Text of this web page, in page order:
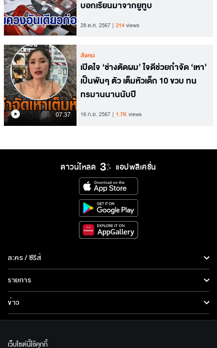
บอกเรียนมาจากยูทูบ
28 ต.ค. 2567 214views
07.37
สังคม
เปิดใจ ‘ช่างตัดผม’ ใจดีช่วยกำจัด ‘เหา’
เป็นพันๆ ตัว เต็มหัวเด็ก 10 ขวบ ทน
ทรมานนานนับปี
16 ก.ย. 2567 1.7Kviews
ดาวน์โหลด แอปพลิเคชั่น
ละคร / ซีรีส์
ละคร/ซีรีส์
ซีรีส์นานาชาติ
การ์ตูน & เกม
รายการ
รายการทั้งหมด
ข่าว
ข่าวทั้งหมด
ทีวีออนไลน์
เว็บไซต์นี้ใช้คุกกี้